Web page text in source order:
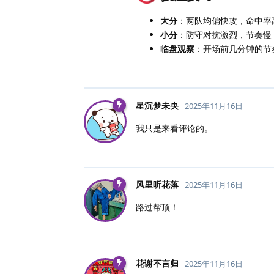
大分 ：两队均偏快攻，命中率
小分 ：防守对抗激烈，节奏慢
临盘观察 ：开场前几分钟的节
星沉梦未央 2025年11月16日
我只是来看评论的。
风里听花落 2025年11月16日
路过帮顶！
花谢不言归 2025年11月16日